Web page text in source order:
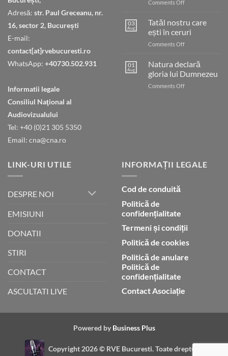
Adresă: str. Paul Greceanu, nr.
16, sector 2, București
E-mail:
contact[at]rvebucuresti.ro
WhatsApp: +40730.502.931
Informatii legale
Consiliul Naţional al
Audiovizualului
Tel: +40 (0)21 305 5350
Email: cna@cna.ro
Comments Offon
03
Aug
Tatăl nostru care
ești în ceruri
Comments Offon
nostru
care
ești
în
01
Aug
Natura declară
gloria lui Dumnezeu
Comments Offon
LINK-URI UTILE
DESPRE NOI
EMISIUNI
DONATII
STIRI
CONTACT
ASCULTATI LIVE
INFORMAȚII LEGALE
Cod de conduită
Politică de
confidențialitate
Termeni și condiții
Politică de cookies
Politică de anulare
Politică de
confidențialitate
Contact Asociație
Powered by Business Plus
Copyright 2026 © RVE Bucuresti. Toate drepturile